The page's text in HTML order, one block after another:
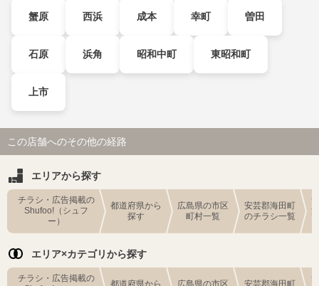
蟹原 西浜 成本 幸町 曽田
石原 浜角 昭和中町 東昭和町
上市
この店舗へのその他の経路
エリアから探す
チラシ・広告掲載の
Shufoo!（シュフ
ー）
都道府県から
探す
広島県の市区
町村一覧
安芸郡海田町
のチラシ一覧
エリア×カテゴリから探す
チラシ・広告掲載の
都道府県から 広島県の市区 安芸郡海田町